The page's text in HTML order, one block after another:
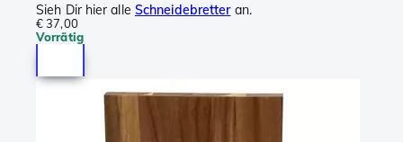
Sieh Dir hier alle Schneidebretteran.
€ 37,00
Vorrätig